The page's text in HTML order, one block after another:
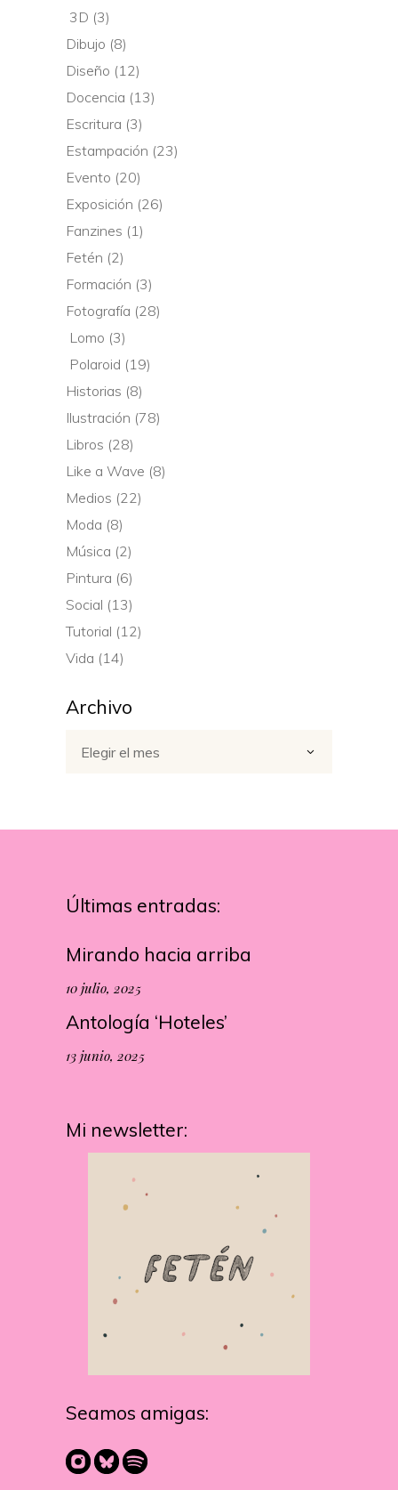
3D (3)
Dibujo (8)
Diseño (12)
Docencia (13)
Escritura (3)
Estampación (23)
Evento (20)
Exposición (26)
Fanzines (1)
Fetén (2)
Formación (3)
Fotografía (28)
Lomo (3)
Polaroid (19)
Historias (8)
Ilustración (78)
Libros (28)
Like a Wave (8)
Medios (22)
Moda (8)
Música (2)
Pintura (6)
Social (13)
Tutorial (12)
Vida (14)
Archivo
Elegir el mes
Últimas entradas:
Mirando hacia arriba
10 julio, 2025
Antología ‘Hoteles’
13 junio, 2025
Mi newsletter:
Seamos amigas: